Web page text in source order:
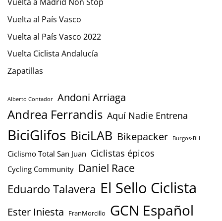
Vuelta a Madrid Non Stop
Vuelta al País Vasco
Vuelta al País Vasco 2022
Vuelta Ciclista Andalucía
Zapatillas
Alberto Contador Andoni Arriaga
Andrea Ferrandis Aquí Nadie Entrena
BiciGlifos BiciLAB Bikepacker Burgos-BH
Ciclismo Total San Juan Ciclistas épicos
Cycling Community Daniel Race
Eduardo Talavera El Sello Ciclista
Ester Iniesta FranMorcillo GCN Español